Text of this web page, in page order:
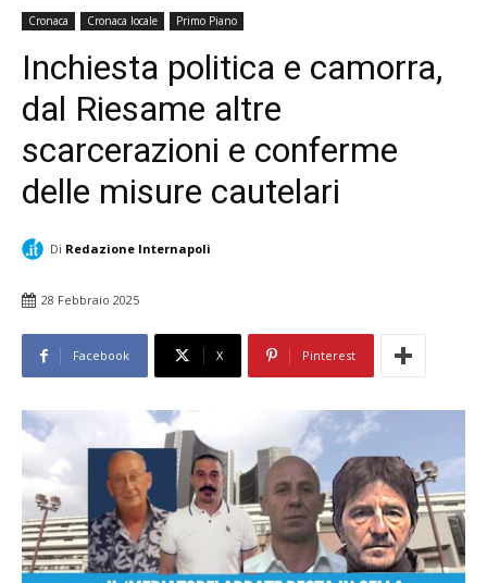
Cronaca Cronaca locale Primo Piano
Inchiesta politica e camorra,
dal Riesame altre
scarcerazioni e conferme
delle misure cautelari
Di Redazione Internapoli
28 Febbraio 2025
Facebook X Pinterest